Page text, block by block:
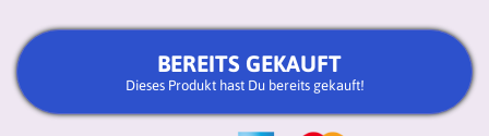
BEREITS GEKAUFT
Dieses Produkt hast Du bereits gekauft!